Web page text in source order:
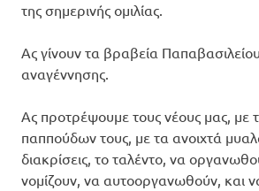
της σημερινής ομιλίας.
Ας γίνουν τα βραβεία
αναγέννησης.
Ας προτρέψουμε τους νέους μας, με
παππούδων τους, με τα ανοιχτά
διακρίσεις, το ταλέντο, να
νομίζουν, να αυτοοργανωθούν, και